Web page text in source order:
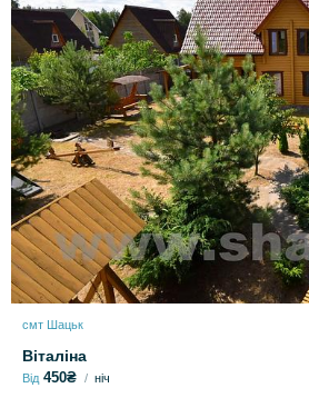
смт Шацьк
Віталіна
Від 450₴ ніч